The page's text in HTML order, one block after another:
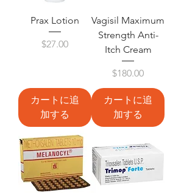
Prax Lotion
価格
$27.00
カートに追
加する
Vagisil Maximum
Strength Anti-
Itch Cream
価格
$180.00
カートに追
加する